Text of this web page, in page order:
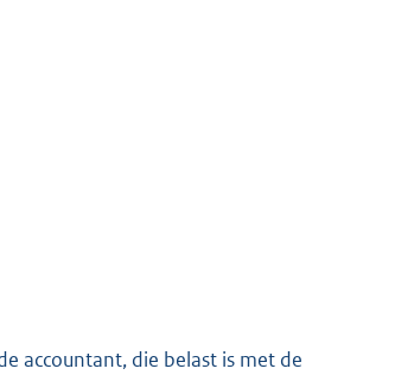
accountant, die belast is met de